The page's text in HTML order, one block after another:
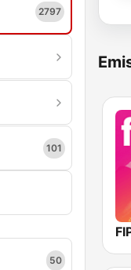
2797
101
50